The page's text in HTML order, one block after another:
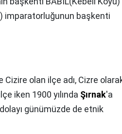
imparatorluğunun başkenti
olan ilçe adı, Cizre
iken 1900 yılında Şırnak'a
günümüzde de etnik